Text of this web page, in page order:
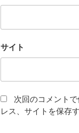
サイト
次回のコメント
レス、サイトを保存す